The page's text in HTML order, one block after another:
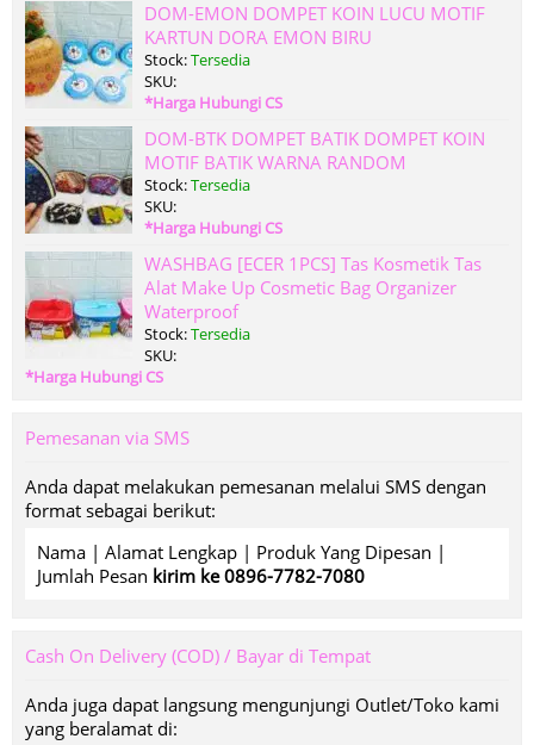
DOM-EMON DOMPET KOIN LUCU MOTIF
KARTUN DORA EMON BIRU
Stock:Tersedia
SKU:
*Harga Hubungi CS
DOM-BTK DOMPET BATIK DOMPET KOIN
MOTIF BATIK WARNA RANDOM
Stock:Tersedia
SKU:
*Harga Hubungi CS
WASHBAG [ECER 1PCS] Tas Kosmetik Tas
Alat Make Up Cosmetic Bag Organizer
Waterproof
Stock:Tersedia
SKU:
*Harga Hubungi CS
Pemesanan via SMS
Anda dapat melakukan pemesanan melalui SMS dengan
format sebagai berikut:
Nama | Alamat Lengkap | Produk Yang Dipesan |
Jumlah Pesan kirim ke 0896-7782-7080
Cash On Delivery (COD) / Bayar di Tempat
Anda juga dapat langsung mengunjungi Outlet/Toko kami
yang beralamat di: